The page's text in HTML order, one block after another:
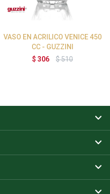
VASO EN ACRILICO VENICE 450
CC - GUZZINI
$ 306 $510